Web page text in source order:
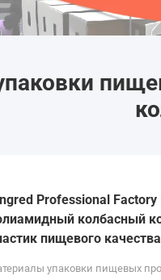
Professional
колбасный
пищевого
упаковки пищевых